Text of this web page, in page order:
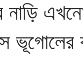
নাড়ি
ভূগোলের